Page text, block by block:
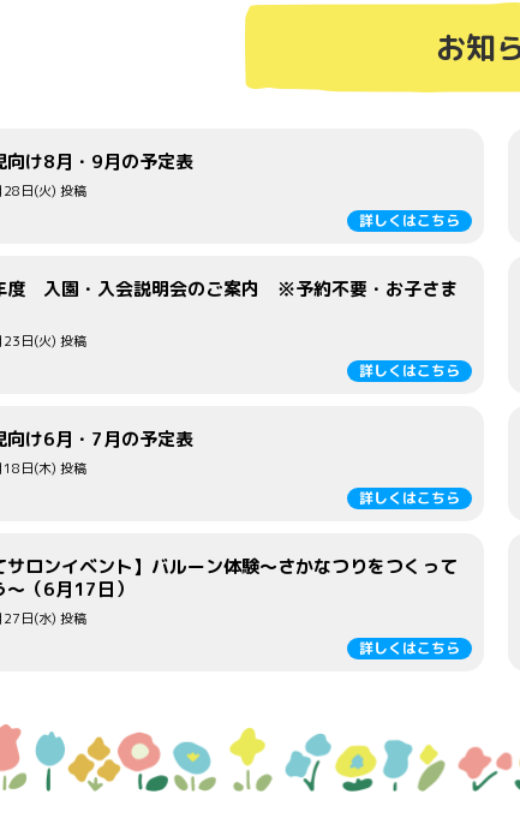
お知
向け8月・9月の予定表
日(火) 投稿
詳しくはこちら
度 入園・入会説明会のご案内 ※予約不要・お子さま
日(火) 投稿
詳しくはこちら
向け6月・7月の予定表
日(木) 投稿
詳しくはこちら
サロンイベント】バルーン体験～さかなつりをつくって
～（6月17日）
日(水) 投稿
詳しくはこちら